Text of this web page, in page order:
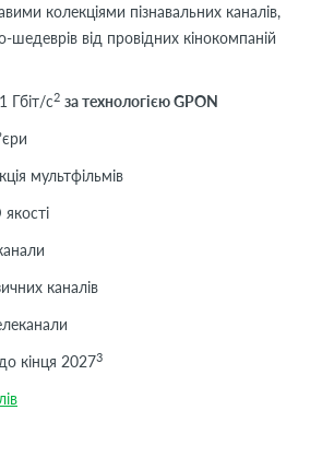
колекціями пізнавальних каналів,
шедеврів від провідних кінокомпаній
Гбіт/с2 за технологією GPON
мультфільмів
каналів
кінця 20273